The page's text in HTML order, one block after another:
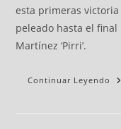
esta primeras
peleado hasta el final
Martínez ‘Pirri’.
Continuar Leyendo